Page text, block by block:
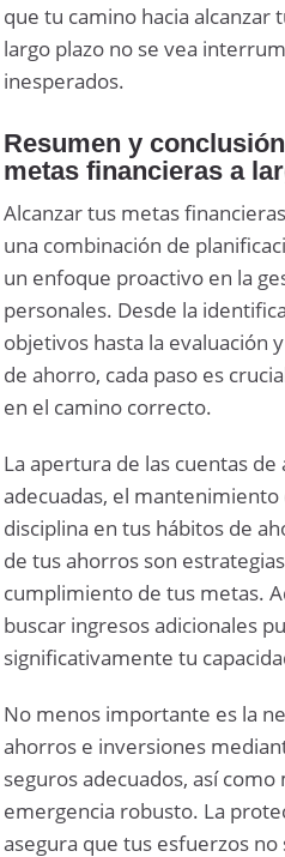
que tu camino hacia alcanzar
largo plazo no se vea
inesperados.
Resumen y
metas financieras a
Alcanzar tus metas
una combinación de
un enfoque proactivo en la
personales. Desde la
objetivos hasta la evaluación
de ahorro, cada paso es
en el camino correcto.
La apertura de las cuentas
adecuadas, el mantenimiento
disciplina en tus hábitos de
de tus ahorros son
cumplimiento de tus metas.
buscar ingresos adicionales
significativamente tu
No menos importante es la
ahorros e inversiones
seguros adecuados, así
emergencia robusto. La
asegura que tus esfuerzos